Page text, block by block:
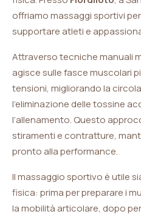
offriamo massaggi sportivi
supportare atleti e
Attraverso tecniche manuali
agisce sulle fasce muscolari
tensioni, migliorando la
l’eliminazione delle tossine
l’allenamento. Questo
stiramenti e contratture,
pronto alla performance.
Il massaggio sportivo è utile
fisica: prima per preparare i
la mobilità articolare, dopo